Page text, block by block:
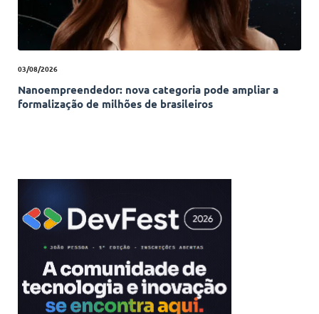
03/08/2026
Nanoempreendedor: nova categoria pode ampliar a
formalização de milhões de brasileiros